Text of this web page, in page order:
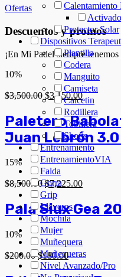
Ofertas
Descuentos y promos
¡En Mi Padel siempre
10%
$3,500.00 $3,150.00
Paletero
Juan Lebrón
15%
$8,500.00 $7,225.00
Pala Siux Gea
10%
$200.00 $180.00
Calentamiento
Protector Solar
Dispositivos
Plantilla
Codera
Manguito
Camiseta
Calcetin
Rodillera
Tobillera
Shorts
Entrenamiento
EntrenamientoVIA
Falda
Gorra
Grip
Llaveros
Mochila
Mujer
Muñequera
Muñequeras
Nivel Avanzado/Pro